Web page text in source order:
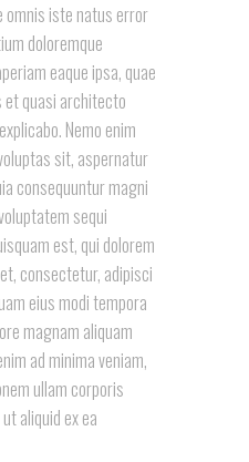
omnis iste natus error
doloremque
eaque ipsa, quae
et quasi architecto
Nemo enim
sit, aspernatur
consequuntur magni
sequi
est, qui dolorem
consectetur, adipisci
eius modi tempora
magnam aliquam
ad minima veniam,
ullam corporis
aliquid ex ea